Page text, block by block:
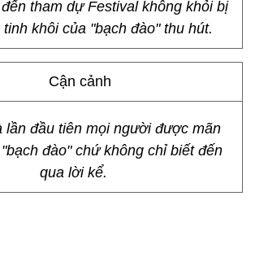
tham dự Festival không khỏi bị
khôi của "bạch đào" thu hút.
lần đầu tiên mọi người được mãn
đào" chứ không chỉ biết đến
qua lời kể.